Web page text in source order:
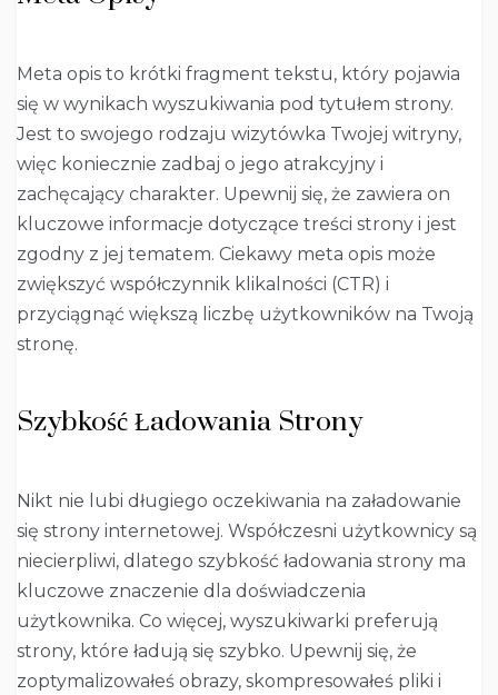
Meta opis to krótki fragment tekstu, który pojawia
się w wynikach wyszukiwania pod tytułem strony.
Jest to swojego rodzaju wizytówka Twojej witryny,
więc koniecznie zadbaj o jego atrakcyjny i
zachęcający charakter. Upewnij się, że zawiera on
kluczowe informacje dotyczące treści strony i jest
zgodny z jej tematem. Ciekawy meta opis może
zwiększyć współczynnik klikalności (CTR) i
przyciągnąć większą liczbę użytkowników na Twoją
stronę.
Szybkość Ładowania Strony
Nikt nie lubi długiego oczekiwania na załadowanie
się strony internetowej. Współczesni użytkownicy są
niecierpliwi, dlatego szybkość ładowania strony ma
kluczowe znaczenie dla doświadczenia
użytkownika. Co więcej, wyszukiwarki preferują
strony, które ładują się szybko. Upewnij się, że
zoptymalizowałeś obrazy, skompresowałeś pliki i